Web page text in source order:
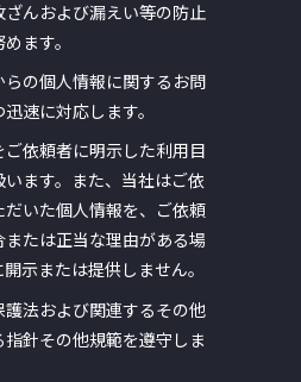
んおよび漏えい等の防止
ます。
の個人情報に関するお問
速に対応します。
依頼者に明示した利用目
ます。また、当社はご依
いた個人情報を、ご依頼
たは正当な理由がある場
示または提供しません。
法および関連するその他
針その他規範を遵守しま